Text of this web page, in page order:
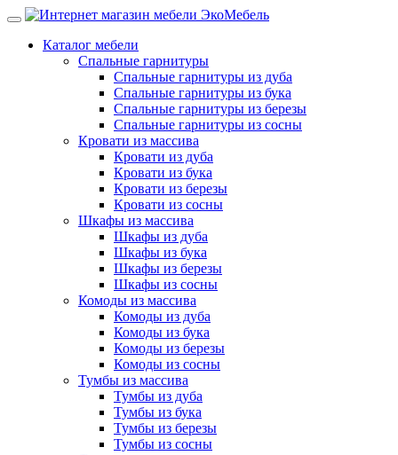
Каталог мебели
Спальные гарнитуры
Спальные гарнитуры из дуба
Спальные гарнитуры из бука
Спальные гарнитуры из березы
Спальные гарнитуры из сосны
Кровати из массива
Кровати из дуба
Кровати из бука
Кровати из березы
Кровати из сосны
Шкафы из массива
Шкафы из дуба
Шкафы из бука
Шкафы из березы
Шкафы из сосны
Комоды из массива
Комоды из дуба
Комоды из бука
Комоды из березы
Комоды из сосны
Тумбы из массива
Тумбы из дуба
Тумбы из бука
Тумбы из березы
Тумбы из сосны